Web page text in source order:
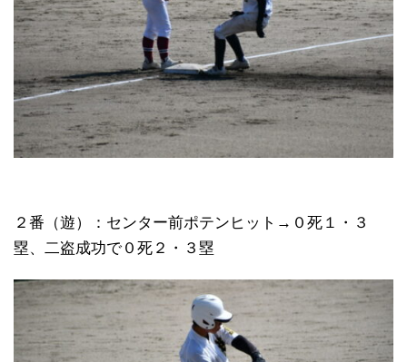
２番（遊）：センター前ポテンヒット→０死１・３
塁、二盗成功で０死２・３塁